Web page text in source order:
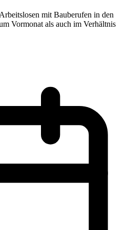
mit Bauberufen in den
Vormonat als auch im Verhältnis